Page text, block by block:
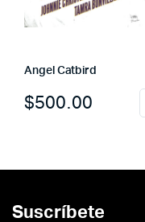
Angel Catbird
$500.00
Suscríbete